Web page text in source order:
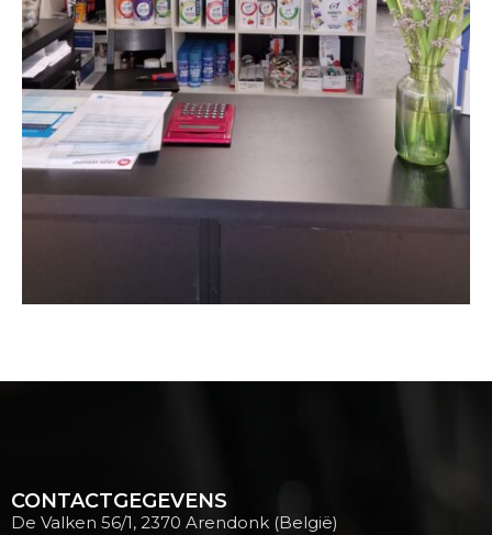
CONTACTGEGEVENS
De Valken 56/1, 2370 Arendonk (België)